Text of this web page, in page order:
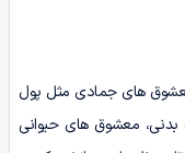
های جمادی مثل پول
معشوق های حیوانی